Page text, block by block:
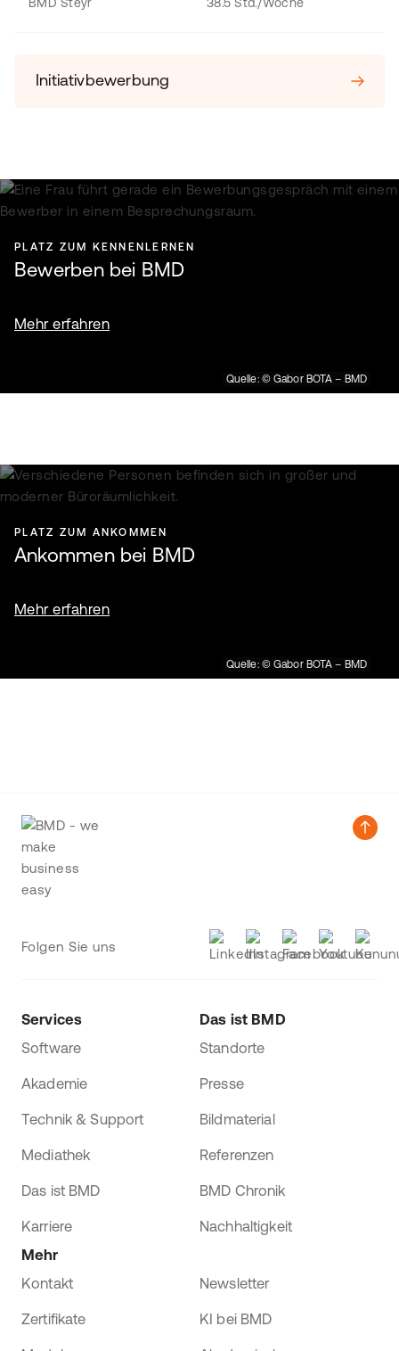
Initiativbewerbung
Quelle: © Gabor BOTA – BMD
PLATZ ZUM KENNENLERNEN
Bewerben bei BMD
Mehr erfahren
Quelle: © Gabor BOTA – BMD
PLATZ ZUM ANKOMMEN
Ankommen bei BMD
Mehr erfahren
Folgen Sie uns
Services
Software
Akademie
Technik & Support
Mediathek
Das ist BMD
Karriere
Das ist BMD
Standorte
Presse
Bildmaterial
Referenzen
BMD Chronik
Nachhaltigkeit
Mehr
Kontakt
Newsletter
Zertifikate KI bei BMD